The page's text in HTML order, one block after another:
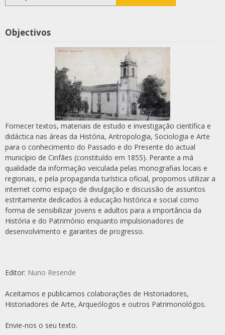
Objectivos
Fornecer textos, materiais de estudo e investigação científica e
didáctica nas áreas da História, Antropologia, Sociologia e Arte
para o conhecimento do Passado e do Presente do actual
município de Cinfães (constituído em 1855). Perante a má
qualidade da informação veiculada pelas monografias locais e
regionais, e pela propaganda turística oficial, propomos utilizar a
internet como espaço de divulgação e discussão de assuntos
estritamente dedicados à educação histórica e social como
forma de sensibilizar jovens e adultos para a importância da
História e do Património enquanto impulsionadores de
desenvolvimento e garantes de progresso.
Editor: Nuno Resende
Aceitamos e publicamos colaborações de Historiadores,
Historiadores de Arte, Arqueólogos e outros Patrimonológos.
Envie-nos o seu texto.